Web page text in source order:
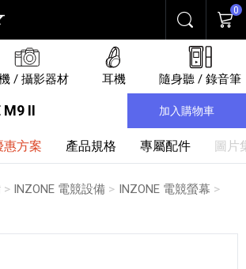
搜尋 購物
0
/ 攝影器材 耳機 隨身聽 / 錄音筆
M9 II 加入購物車
惠方案 產品規格 專屬配件 圖片
INZONE 電競設備
INZONE 電競螢幕